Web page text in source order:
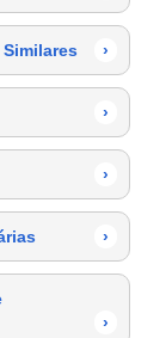
›
›
›
›
›